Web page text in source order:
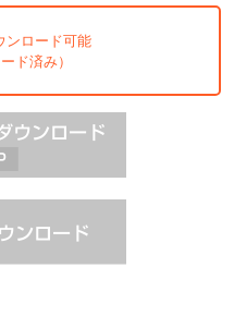
ンロード可能
ド済み）